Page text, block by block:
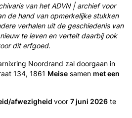
van het ADVN | archief voor
de hand van opmerkelijke stukken
verhalen uit de geschiedenis van
te leven en vertelt daarbij ook
dit erfgoed.
Noordrand zal doorgaan in
134, 1861 Meise samen met een
afwezigheid voor 7 juni 2026 te